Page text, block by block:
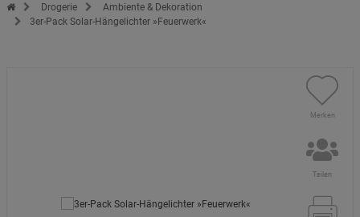
Zur Startseite des Kopp Verlag Online-Shop
Drogerie
Ambiente & Dekoration
3er-Pack Solar-Hängelichter »Feuerwerk«
Merken
Teilen